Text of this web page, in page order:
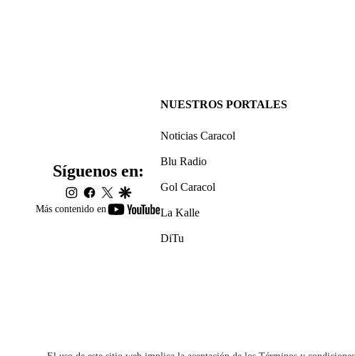
Más contenido en
youtube-
Síguenos en:
instagram
facebook
twittergoogle
NUESTROS PORTALES
Noticias Caracol
Blu Radio
Gol Caracol
La Kalle
DiTu